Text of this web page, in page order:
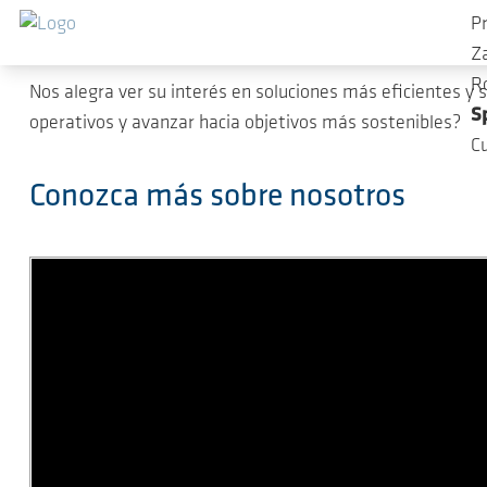
Przejdź do głównej zawartości
Gracias por su interés. Nos
Nos alegra ver su interés en soluciones más eficientes
operativos y avanzar hacia objetivos más sostenibles?
Conozca más sobre nosotros